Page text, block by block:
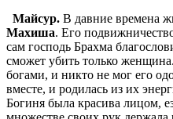
Майсур. В давние времена
Махиша. Его
сам господь Брахма
сможет убить только
богами, и никто не мог его
вместе, и родилась из их
Богиня была красива лицом,